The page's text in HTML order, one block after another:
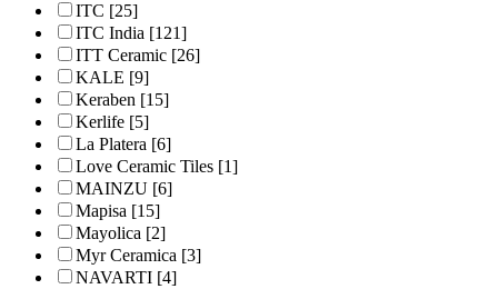
ITC [25]
ITC India [121]
ITT Ceramic [26]
KALE [9]
Keraben [15]
Kerlife [5]
La Platera [6]
Love Ceramic Tiles [1]
MAINZU [6]
Mapisa [15]
Mayolica [2]
Myr Ceramica [3]
NAVARTI [4]